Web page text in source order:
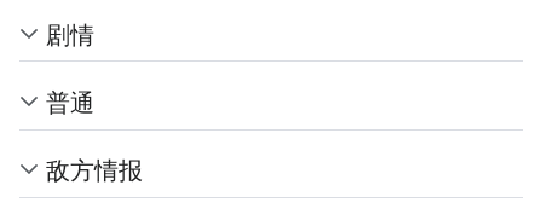
剧情
普通
敌方情报